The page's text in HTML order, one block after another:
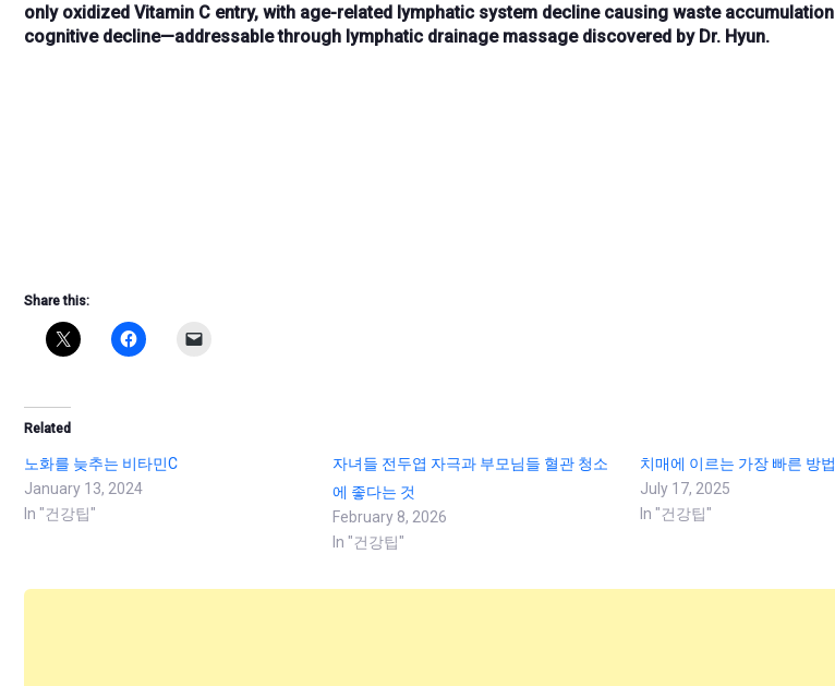
only oxidized Vitamin C entry, with age-related lymphatic system decline causing waste accumulation
cognitive decline—addressable through lymphatic drainage massagediscovered by Dr. Hyun.
Share this:
Related
노화를 늦추는 비타민C
January 13, 2024
In "건강팁"
자녀들 전두엽 자극과 부모님들 혈관 청소
에 좋다는 것
February 8, 2026
In "건강팁"
치매에 이르는 가장 빠른 방법
July 17, 2025
In "건강팁"